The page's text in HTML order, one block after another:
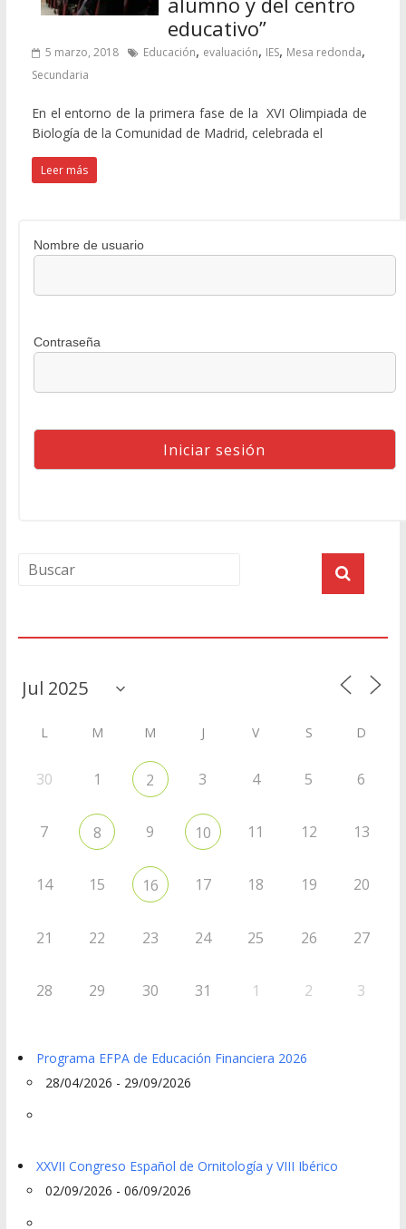
educativo”
5 marzo, 2018 Educación, evaluación, IES, Mesa redonda,
Secundaria
En el entorno de la primera fase de la XVI Olimpiada de
Biología de la Comunidad de Madrid, celebrada el
Leer más
Nombre de usuario
Contraseña
L M M J V S D
30 1 2 3 4 5 6
7 8 9 10 11 12 13
14 15 16 17 18 19 20
21 22 23 24 25 26 27
28 29 30 31 1 2 3
Programa EFPA de Educación Financiera 2026
28/04/2026 - 29/09/2026
XXVII Congreso Español de Ornitología y VIII Ibérico
02/09/2026 - 06/09/2026